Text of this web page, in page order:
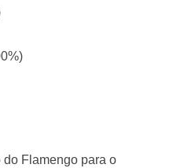
Flamengo para o